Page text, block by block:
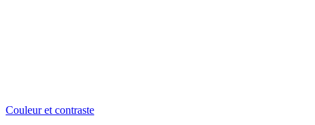
Couleur et contraste